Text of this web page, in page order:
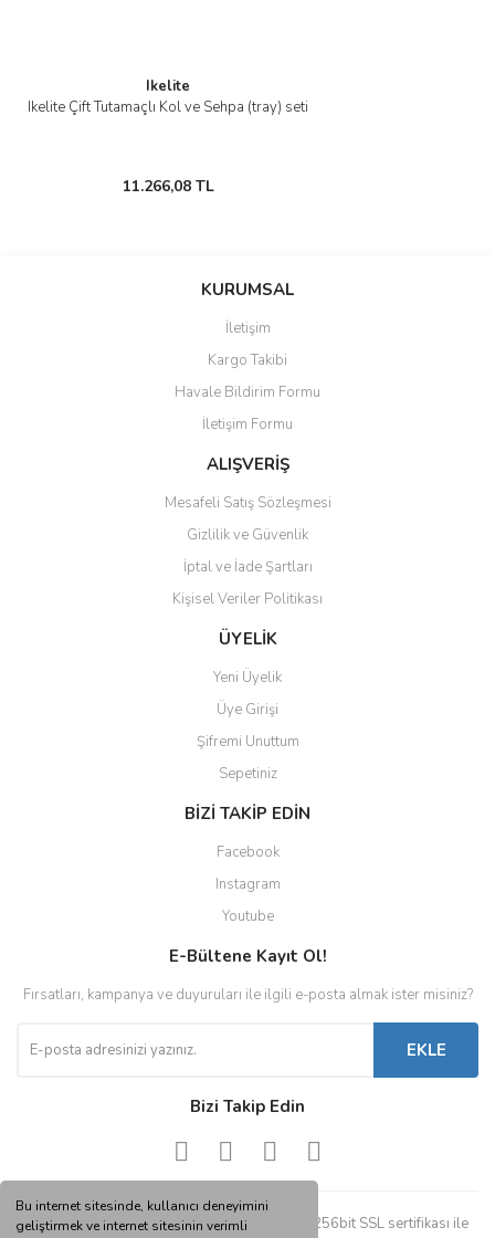
Bu internet sitesinde, kullanıcı deneyimini
geliştirmek ve internet sitesinin verimli
Ikelite
Ikelite Çift Tutamaçlı Kol ve Sehpa (tray) seti
11.266,08 TL
KURUMSAL
İletişim
Kargo Takibi
Havale Bildirim Formu
İletişim Formu
ALIŞVERİŞ
Mesafeli Satış Sözleşmesi
Gizlilik ve Güvenlik
İptal ve İade Şartları
Kişisel Veriler Politikası
ÜYELİK
Yeni Üyelik
Üye Girişi
Şifremi Unuttum
Sepetiniz
BİZİ TAKİP EDİN
Facebook
Instagram
Youtube
E-Bültene Kayıt Ol!
Fırsatları, kampanya ve duyuruları ile ilgili e-posta almak ister misiniz?
EKLE
Bizi Takip Edin
© Tüm hakları saklıdır. Kredi kartı bilgileriniz 256bit SSL sertifikası ile